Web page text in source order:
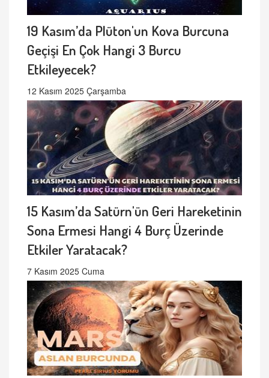
19 Kasım’da Plüton'un Kova Burcuna
Geçişi En Çok Hangi 3 Burcu
Etkileyecek?
12 Kasım 2025 Çarşamba
15 Kasım’da Satürn'ün Geri Hareketinin
Sona Ermesi Hangi 4 Burç Üzerinde
Etkiler Yaratacak?
7 Kasım 2025 Cuma